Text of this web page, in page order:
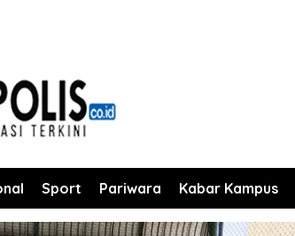
Sport Pariwara Kabar Kampus